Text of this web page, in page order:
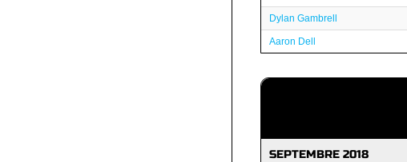
Dylan Gambrell
Aaron Dell
SEPTEMBRE 2018